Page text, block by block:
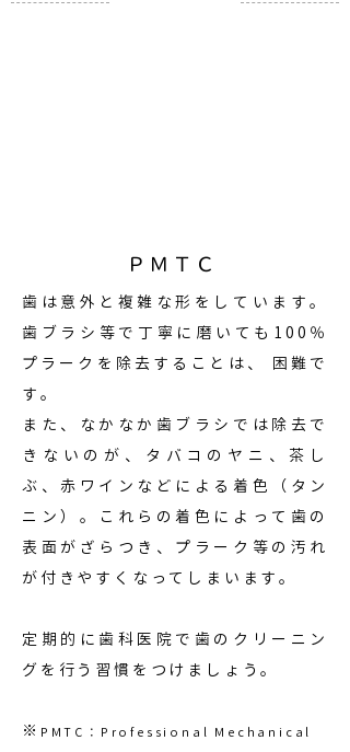
ＰＭＴＣ
歯は意外と複雑な形をしています。
歯ブラシ等で丁寧に磨いても100％
プラークを除去することは、 困難で
す。
また、なかなか歯ブラシでは除去で
きないのが、タバコのヤニ、茶し
ぶ、赤ワインなどによる着色（タン
ニン）。これらの着色によって歯の
表面がざらつき、プラーク等の汚れ
が付きやすくなってしまいます。
定期的に歯科医院で歯のクリーニン
グを行う習慣をつけましょう。
※ PMTC：Professional Mechanical